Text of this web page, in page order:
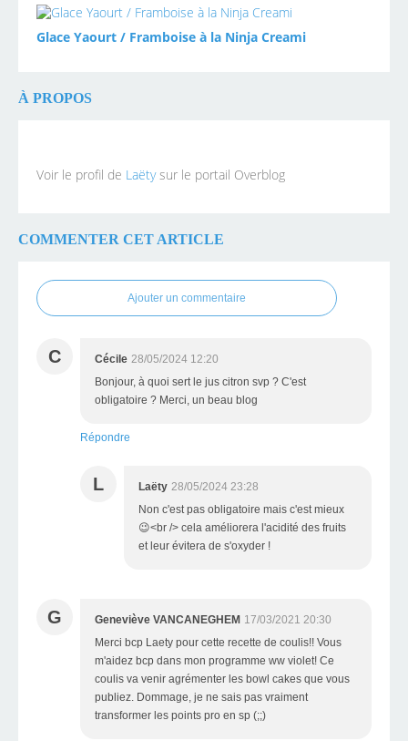
Glace Yaourt / Framboise à la Ninja Creami
À PROPOS
Voir le profil de Laëtysur le portail Overblog
COMMENTER CET ARTICLE
Ajouter un commentaire
C Cécile 28/05/2024 12:20
Bonjour, à quoi sert le jus citron svp ? C'est
obligatoire ? Merci, un beau blog
Répondre
L Laëty 28/05/2024 23:28
Non c'est pas obligatoire mais c'est mieux
😉<br /> cela améliorera l'acidité des fruits
et leur évitera de s'oxyder !
G Geneviève VANCANEGHEM 17/03/2021 20:30
Merci bcp Laety pour cette recette de coulis!! Vous
m'aidez bcp dans mon programme ww violet! Ce
coulis va venir agrémenter les bowl cakes que vous
publiez. Dommage, je ne sais pas vraiment
transformer les points pro en sp (;;)